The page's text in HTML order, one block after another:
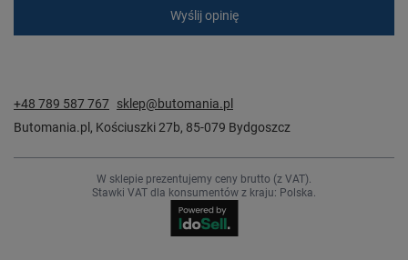
Wyślij opinię
+48 789 587 767 sklep@butomania.pl
Butomania.pl , Kościuszki 27b, 85-079 Bydgoszcz
W sklepie prezentujemy ceny brutto (z VAT).
Stawki VAT dla konsumentów z kraju: Polska.